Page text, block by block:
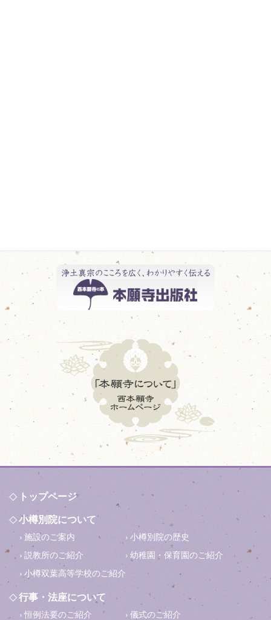
トップページ
小樽別院について
施設のご案内
小樽別院の歴史
説教所のご紹介
幼稚園・保育園のご紹介
小樽双葉高等学校のご紹介
行事・法座について
恒例法要のご紹介
儀式のご紹介